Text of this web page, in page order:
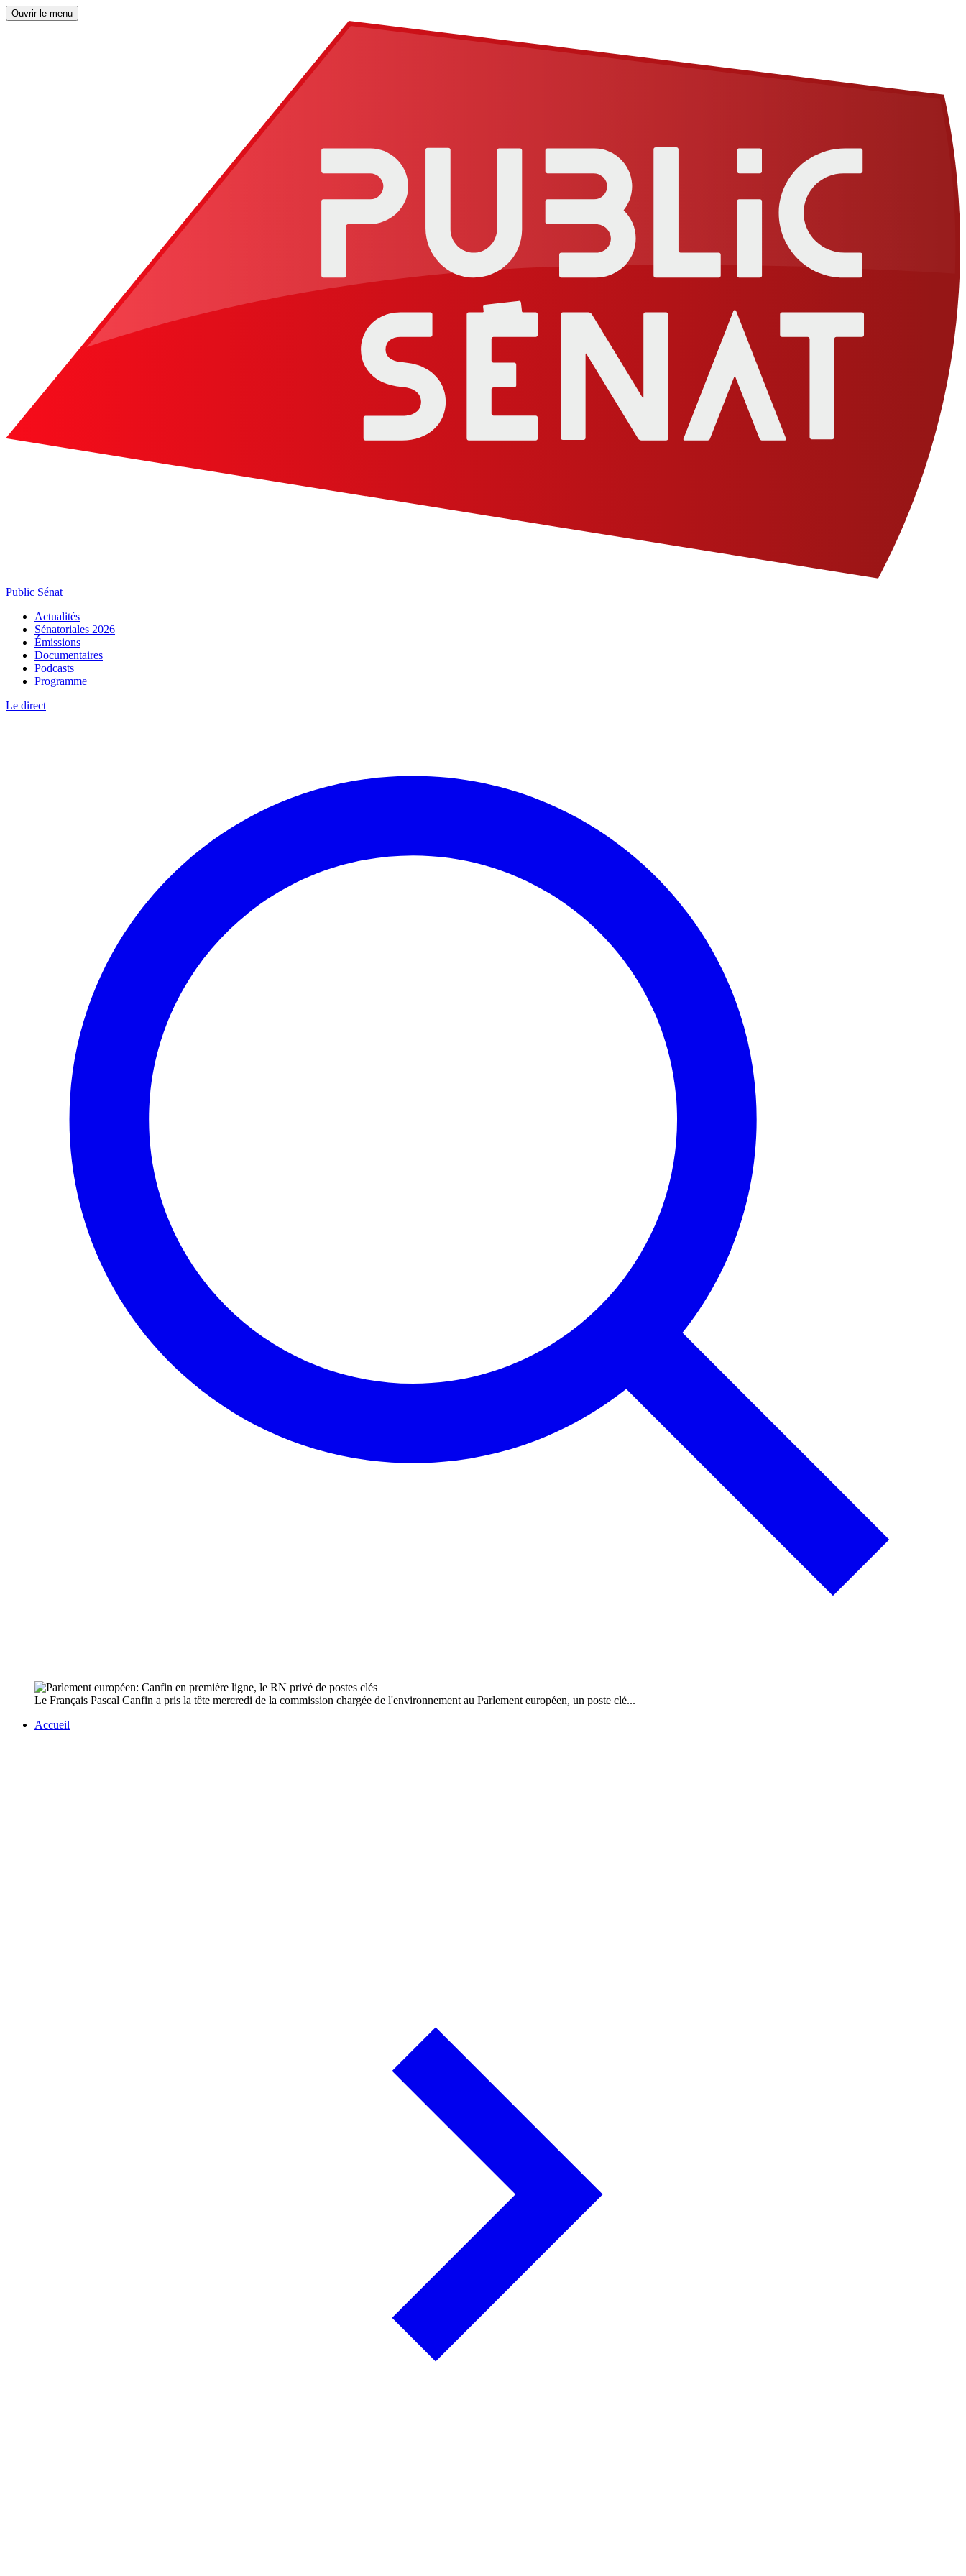
Ouvrir le menu
Public Sénat
Actualités
Sénatoriales 2026
Émissions
Documentaires
Podcasts
Programme
Le direct
Le Français Pascal Canfin a pris la tête mercredi de la commission chargée de l'environnement au Parlement européen, un poste clé...
Accueil